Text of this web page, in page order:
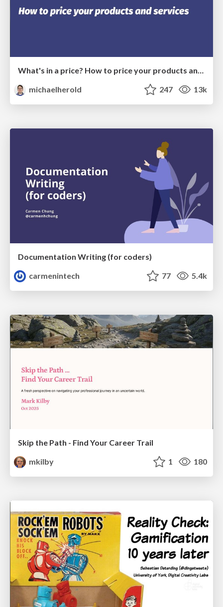
What's in a price? How to price your products and services
michaelherold
247 13k
Documentation Writing (for coders)
carmenintech
77 5.4k
Skip the Path - Find Your Career Trail
mkilby
1 180